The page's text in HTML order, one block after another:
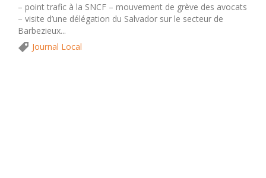
– point trafic à la SNCF – mouvement de grève des avocats
– visite d’une délégation du Salvador sur le secteur de
Barbezieux...
Journal Local